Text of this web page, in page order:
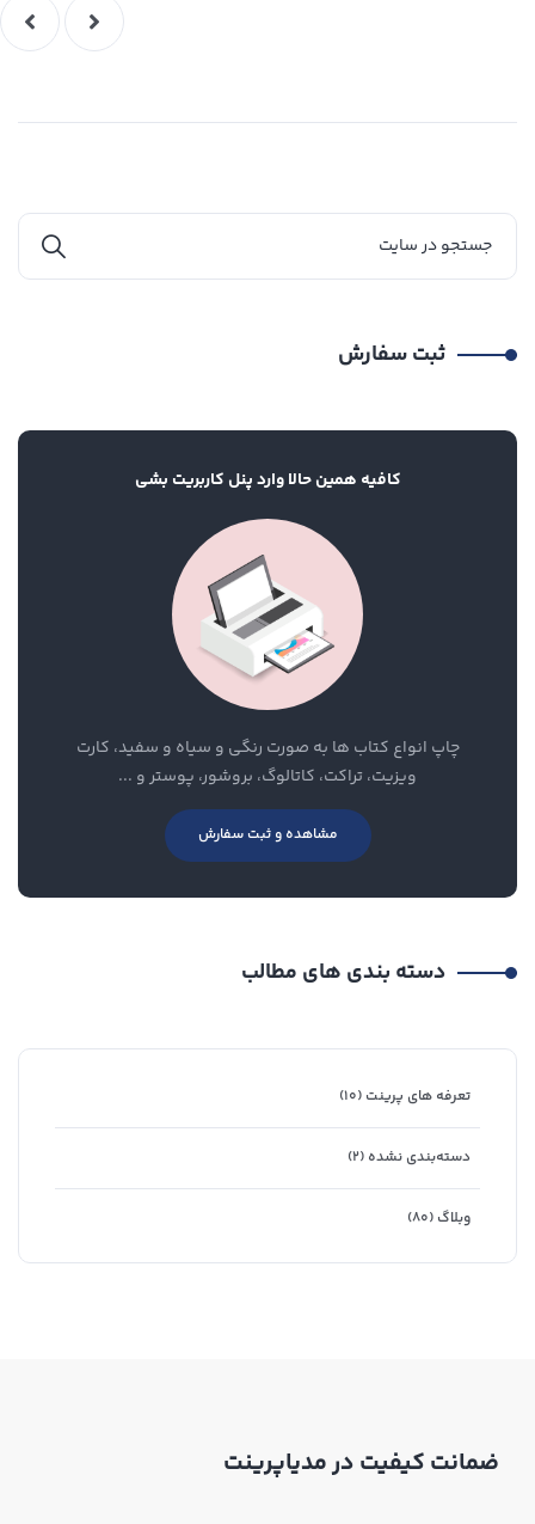
ثبت سفارش
کافیه همین حالا وارد پنل کاربریت بشی
چاپ انواع کتاب ها به صورت رنگی و سیاه و سفید، کارت
ویزیت، تراکت، کاتالوگ، بروشور، پوستر و ...
مشاهده و ثبت سفارش
دسته بندی های مطالب
تعرفه های پرینت (۱۰)
دسته‌بندی نشده (۲)
وبلاگ (۸۰)
ضمانت کیفیت در مدیاپرینت